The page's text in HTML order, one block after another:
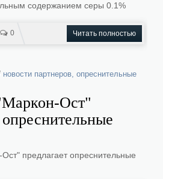
содержанием серы 0.1%
0 Читать полностью
новости партнеров, опреснительные
Ост"
предлагает опреснительные